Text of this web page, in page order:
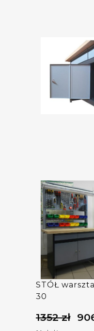
STÓŁ
30
1352zł